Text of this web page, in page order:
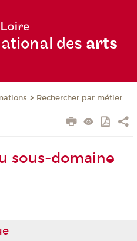
tional des arts
Rechercher par métier
sous-domaine